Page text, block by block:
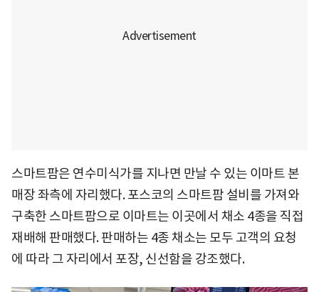
스마트팜은 연수미식가를 지나면 만날 수 있는 이마트 본
매장 좌측에 자리했다. 포스코의 스마트팜 설비를 가져와
구축한 스마트팜으로 이마트는 이곳에서 채소 4종을 직접
재배해 판매했다. 판매하는 4종 채소는 모두 고객의 요청
에 따라 그 자리에서 포장, 신선함을 강조했다.